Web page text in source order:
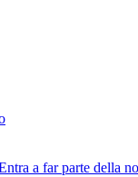
a far parte della